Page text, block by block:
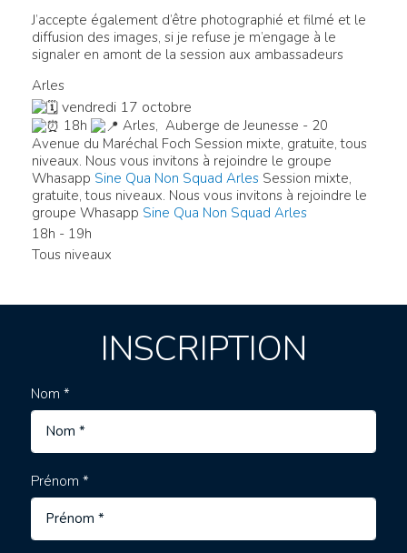
J’accepte également d’être photographié et filmé et le
diffusion des images, si je refuse je m’engage à le
signaler en amont de la session aux ambassadeurs
Arles
vendredi 17 octobre
18h
Arles, Auberge de Jeunesse - 20
Avenue du Maréchal Foch Session mixte, gratuite, tous
niveaux. Nous vous invitons à rejoindre le groupe
Whasapp Sine Qua Non Squad Arles Session mixte,
gratuite, tous niveaux. Nous vous invitons à rejoindre le
groupe Whasapp Sine Qua Non Squad Arles
18h - 19h
Tous niveaux
INSCRIPTION
Nom *
Prénom *